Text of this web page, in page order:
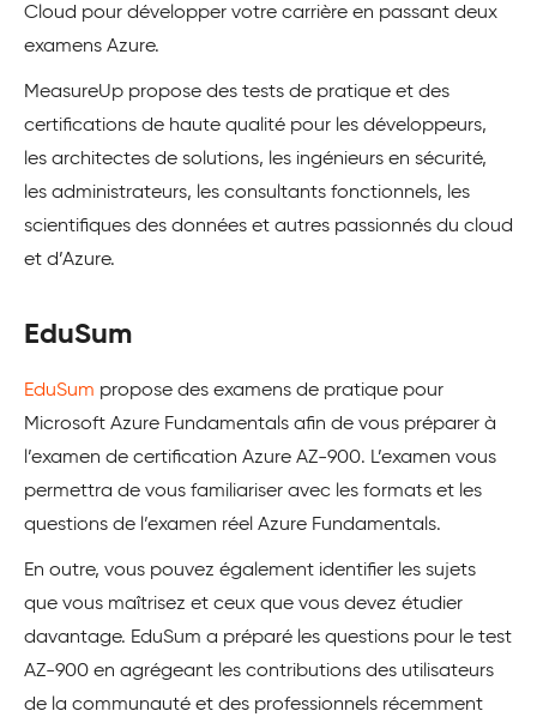
Cloud pour développer votre carrière en passant deux
examens Azure.
MeasureUp propose des tests de pratique et des
certifications de haute qualité pour les développeurs,
les architectes de solutions, les ingénieurs en sécurité,
les administrateurs, les consultants fonctionnels, les
scientifiques des données et autres passionnés du cloud
et d’Azure.
EduSum
EduSum propose des examens de pratique pour
Microsoft Azure Fundamentals afin de vous préparer à
l’examen de certification Azure AZ-900. L’examen vous
permettra de vous familiariser avec les formats et les
questions de l’examen réel Azure Fundamentals.
En outre, vous pouvez également identifier les sujets
que vous maîtrisez et ceux que vous devez étudier
davantage. EduSum a préparé les questions pour le test
AZ-900 en agrégeant les contributions des utilisateurs
de la communauté et des professionnels récemment